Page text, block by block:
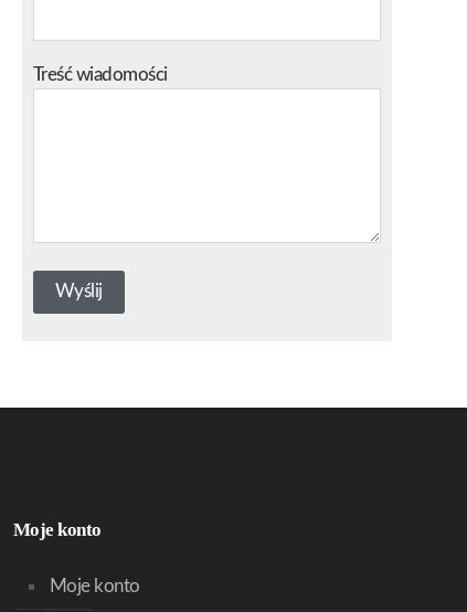
Treść wiadomości
Moje konto
Moje konto